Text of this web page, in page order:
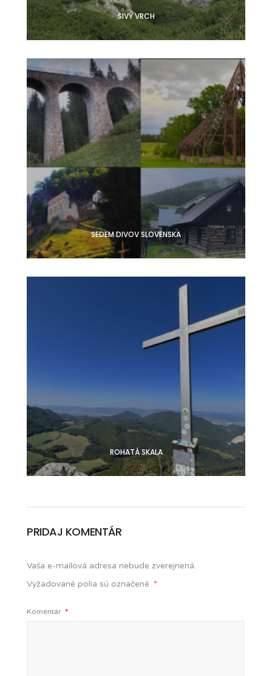
SIVÝ VRCH
SEDEM DIVOV SLOVENSKA
ROHATÁ SKALA
PRIDAJ KOMENTÁR
Vaša e-mailová adresa nebude zverejnená.
Vyžadované polia sú označené *
Komentár *